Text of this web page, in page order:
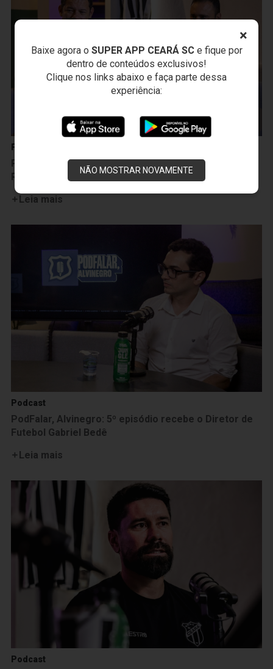
×
Baixe agora o SUPER APP CEARÁ SCe fique por
dentro de conteúdos exclusivos!
Clique nos links abaixo e faça parte dessa
experiência:
NÃO MOSTRAR NOVAMENTE
Podcast
PodFalar, Alvinegro: 6º episódio do podcast recebe
Rennato Bennata e Diego Ângelo
Leia mais
Podcast
PodFalar, Alvinegro: 5º episódio recebe o Diretor de
Futebol Gabriel Bedê
Leia mais
Podcast